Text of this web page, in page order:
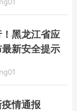
电和农业生
黑龙江省应
新安全提示
情通报